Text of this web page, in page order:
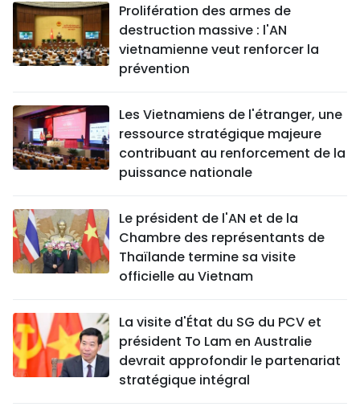
Prolifération des armes de
destruction massive : l'AN
vietnamienne veut renforcer la
prévention
Les Vietnamiens de l'étranger, une
ressource stratégique majeure
contribuant au renforcement de la
puissance nationale
Le président de l'AN et de la
Chambre des représentants de
Thaïlande termine sa visite
officielle au Vietnam
La visite d'État du SG du PCV et
président To Lam en Australie
devrait approfondir le partenariat
stratégique intégral